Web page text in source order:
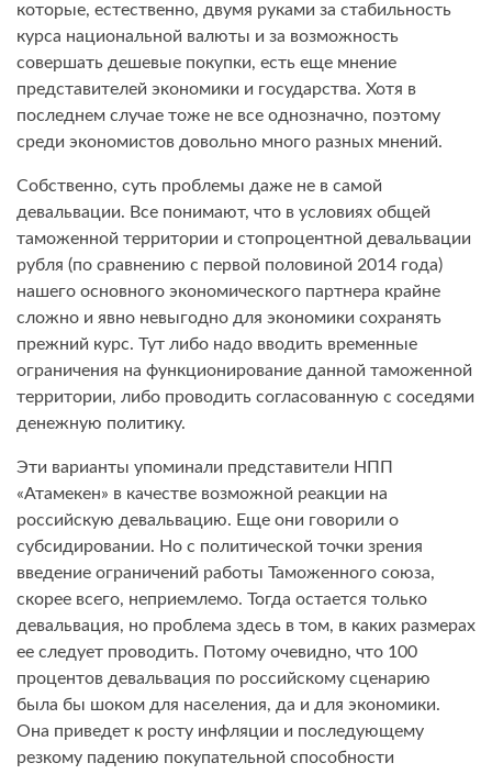
которые, естественно, двумя руками за стабильность
курса национальной валюты и за возможность
совершать дешевые покупки, есть еще мнение
представителей экономики и государства. Хотя в
последнем случае тоже не все однозначно, поэтому
среди экономистов довольно много разных мнений.
Собственно, суть проблемы даже не в самой
девальвации. Все понимают, что в условиях общей
таможенной территории и стопроцентной девальвации
рубля (по сравнению с первой половиной 2014 года)
нашего основного экономического партнера крайне
сложно и явно невыгодно для экономики сохранять
прежний курс. Тут либо надо вводить временные
ограничения на функционирование данной таможенной
территории, либо проводить согласованную с соседями
денежную политику.
Эти варианты упоминали представители НПП
«Атамекен» в качестве возможной реакции на
российскую девальвацию. Еще они говорили о
субсидировании. Но с политической точки зрения
введение ограничений работы Таможенного союза,
скорее всего, неприемлемо. Тогда остается только
девальвация, но проблема здесь в том, в каких размерах
ее следует проводить. Потому очевидно, что 100
процентов девальвация по российскому сценарию
была бы шоком для населения, да и для экономики.
Она приведет к росту инфляции и последующему
резкому падению покупательной способности